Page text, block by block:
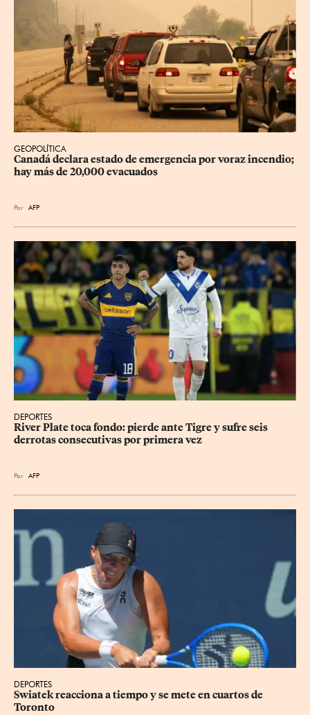
GEOPOLÍTICA
Canadá declara estado de emergencia por voraz incendio;
hay más de 20,000 evacuados
Por AFP
DEPORTES
River Plate toca fondo: pierde ante Tigre y sufre seis
derrotas consecutivas por primera vez
Por AFP
DEPORTES
Swiatek reacciona a tiempo y se mete en cuartos de
Toronto